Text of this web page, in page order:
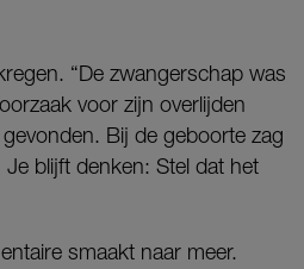
“De zwangerschap was
voor zijn overlijden
Bij de geboorte zag
blijft denken: Stel dat het
smaakt naar meer.